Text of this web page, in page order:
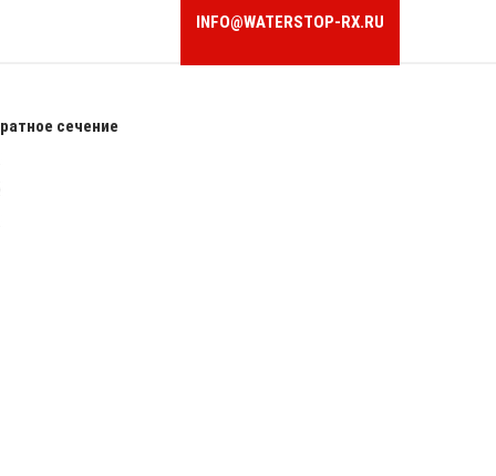
INFO@WATERSTOP-RX.RU
сечение